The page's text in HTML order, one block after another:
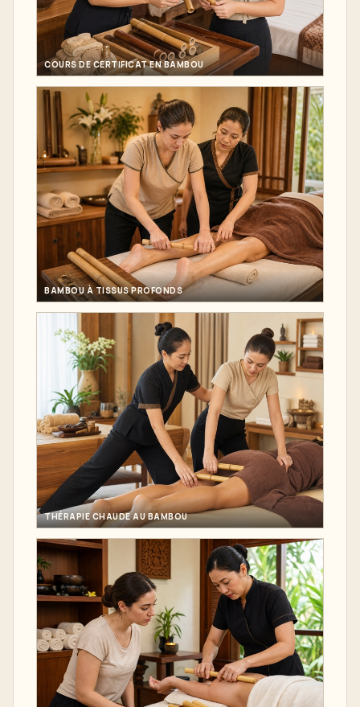
COURS DE CERTIFICAT EN BAMBOU
BAMBOU À TISSUS PROFONDS
THÉRAPIE CHAUDE AU BAMBOU